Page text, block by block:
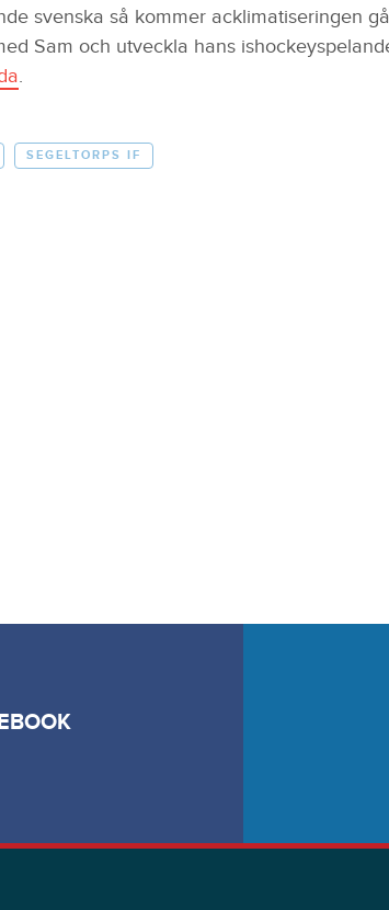
svenska så kommer acklimatiseringen
Sam och utveckla hans
.
SEGELTORPS IF